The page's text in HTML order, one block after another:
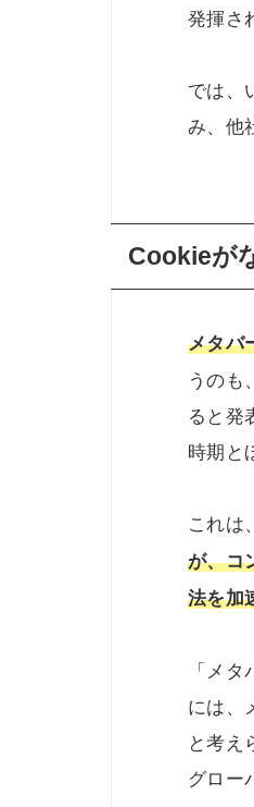
発揮さ
では、
み、他
Cookieが
メタバ
うのも
ると発
時期と
これは
が、コ
法を加
「メ
には、
と考え
グロー